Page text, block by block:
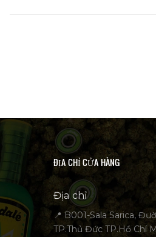
ĐỊA CHỈ CỬA HÀNG
Địa chỉ
📍 B001-Sala Sarica,
TP.Thủ Đức TP.Hồ Chí